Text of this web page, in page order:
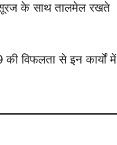
सूरज के साथ तालमेल रखते
की विफलता से इन कार्यों में